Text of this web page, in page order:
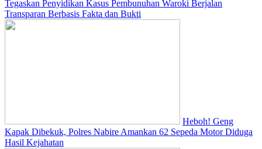
Tegaskan Penyidikan Kasus Pembunuhan Waroki Berjalan
Transparan Berbasis Fakta dan Bukti
Heboh! Geng
Kapak Dibekuk, Polres Nabire Amankan 62 Sepeda Motor Diduga
Hasil Kejahatan